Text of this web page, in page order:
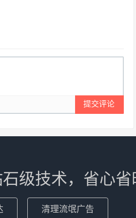
提交评论
级技术，省心省
清理流氓广告